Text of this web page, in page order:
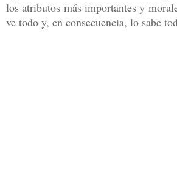
los atributos más importantes y mo
ve todo y, en consecuencia, lo sabe